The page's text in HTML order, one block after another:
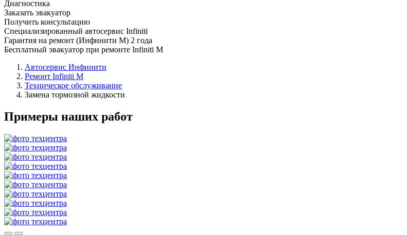
Диагностика
Заказать эвакуатор
Получить консультацию
Специализированный автосервис Infiniti
Гарантия на ремонт (Инфинити М) 2 года
Бесплатный эвакуатор при ремонте Infiniti M
Автосервис Инфинити
Ремонт Infiniti M
Техническое обслуживание
Замена тормозной жидкости
Примеры наших работ